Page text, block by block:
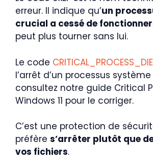
erreur. Il indique qu’un
crucial a cessé de fonctionner
peut plus tourner sans lui.
Le code
l’arrêt d’un processus
consultez notre guide Critical
Windows 11 pour le corriger.
C’est une protection de
préfère s’arrêter plutôt que
vos fichiers.